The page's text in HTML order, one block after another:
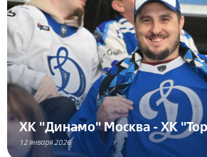
ХК "Динамо" Москва - ХК
12 января 2026